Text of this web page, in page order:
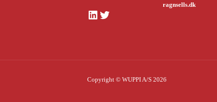
LinkedIn
Twitter
ragnsells.dk
Copyright © WUPPI A/S 2026